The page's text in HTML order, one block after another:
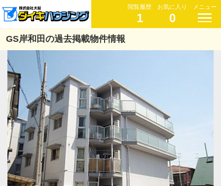
閲覧履歴
1
お気に入り
0
メニュー
GS岸和田の過去掲載物件情報